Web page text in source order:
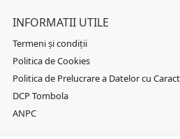
INFORMATII UTILE
Termeni și condiții
Politica de Cookies
Politica de Prelucrare a Datelor cu
DCP Tombola
ANPC